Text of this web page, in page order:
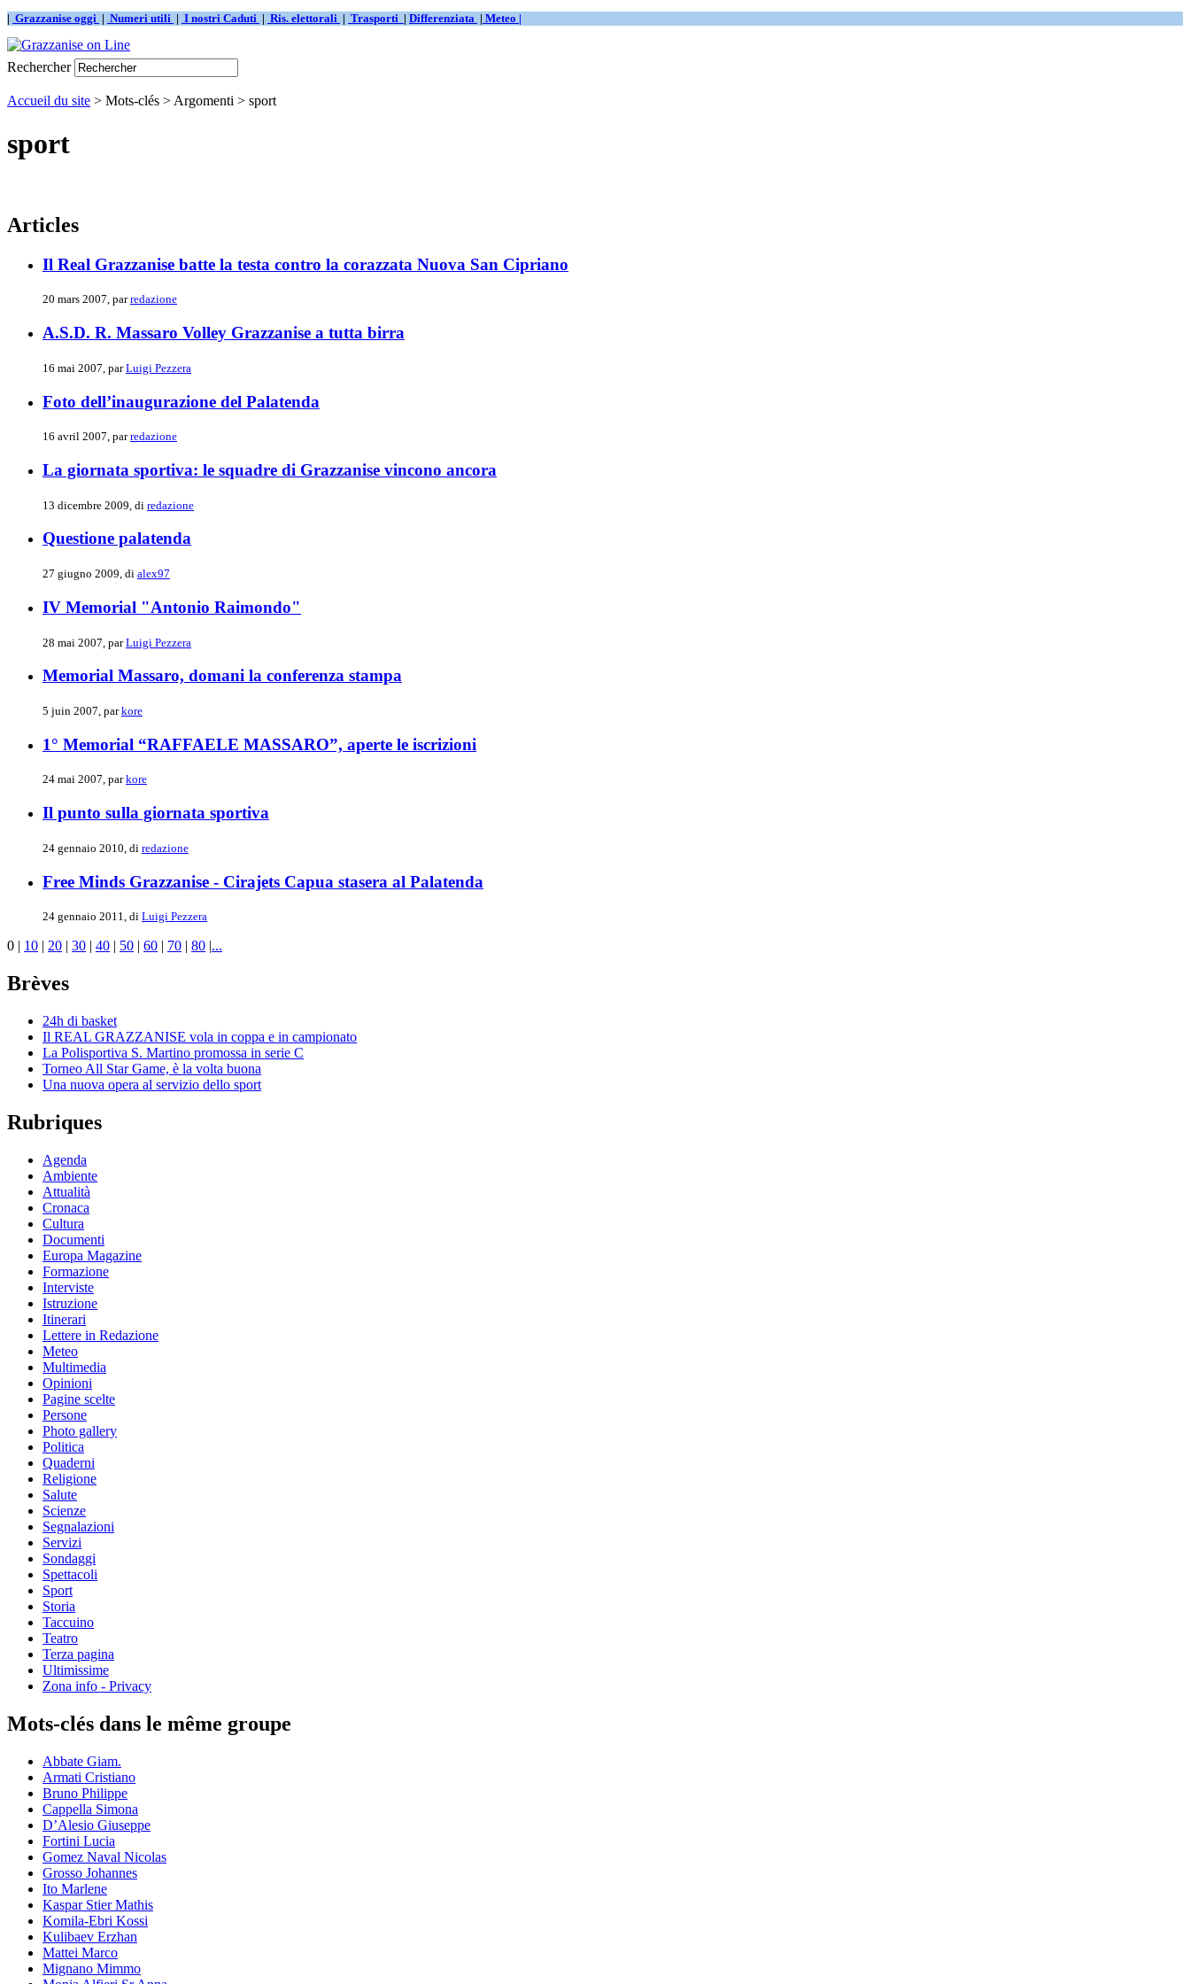
| Grazzanise oggi | Numeri utili | I nostri Caduti | Ris. elettorali | Trasporti | Differenziata | Meteo |
Rechercher
Accueil du site > Mots-clés > Argomenti > sport
sport
Articles
Il Real Grazzanise batte la testa contro la corazzata Nuova San Cipriano
20 mars 2007, parredazione
A.S.D. R. Massaro Volley Grazzanise a tutta birra
16 mai 2007, parLuigi Pezzera
Foto dell’inaugurazione del Palatenda
16 avril 2007, parredazione
La giornata sportiva: le squadre di Grazzanise vincono ancora
13 dicembre 2009, di redazione
Questione palatenda
27 giugno 2009, di alex97
IV Memorial "Antonio Raimondo"
28 mai 2007, parLuigi Pezzera
Memorial Massaro, domani la conferenza stampa
5 juin 2007, parkore
1° Memorial “RAFFAELE MASSARO”, aperte le iscrizioni
24 mai 2007, parkore
Il punto sulla giornata sportiva
24 gennaio 2010, di redazione
Free Minds Grazzanise - Cirajets Capua stasera al Palatenda
24 gennaio 2011, di Luigi Pezzera
0 | 10 | 20 | 30 | 40 | 50 | 60 | 70 | 80 |...
Brèves
24h di basket
Il REAL GRAZZANISE vola in coppa e in campionato
La Polisportiva S. Martino promossa in serie C
Torneo All Star Game, è la volta buona
Una nuova opera al servizio dello sport
Rubriques
Agenda
Ambiente
Attualità
Cronaca
Cultura
Documenti
Europa Magazine
Formazione
Interviste
Istruzione
Itinerari
Lettere in Redazione
Meteo
Multimedia
Opinioni
Pagine scelte
Persone
Photo gallery
Politica
Quaderni
Religione
Salute
Scienze
Segnalazioni
Servizi
Sondaggi
Spettacoli
Sport
Storia
Taccuino
Teatro
Terza pagina
Ultimissime
Zona info - Privacy
Mots-clés dans le même groupe
Abbate Giam.
Armati Cristiano
Bruno Philippe
Cappella Simona
D’Alesio Giuseppe
Fortini Lucia
Gomez Naval Nicolas
Grosso Johannes
Ito Marlene
Kaspar Stier Mathis
Komila-Ebri Kossi
Kulibaev Erzhan
Mattei Marco
Mignano Mimmo